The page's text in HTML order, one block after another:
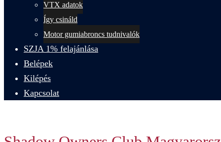
VTX adatok
Így csináld
Motor gumiabroncs tudnivalók
SZJA 1% felajánlása
Belépek
Kilépés
Kapcsolat